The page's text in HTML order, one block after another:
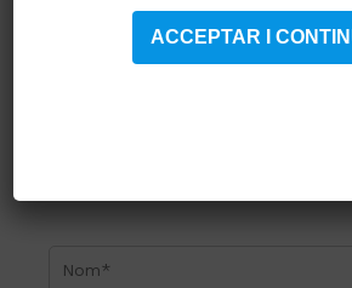
Les persones interessades en
material lliurat per a
concursos.
Finalitats del
ACCEPTAR I